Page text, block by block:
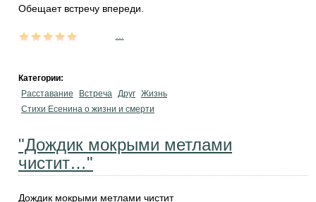
Обещает встречу впереди.
Категории:
Расставание
Встреча Друг Жизнь
Стихи Есенина о жизни и смерти
"Дождик мокрыми метлами
чистит…"
Дождик мокрыми метлами чистит